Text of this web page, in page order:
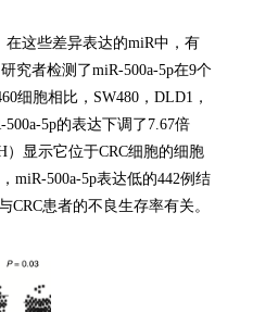
在这些差异表达的miR中，有
究者检测了miR-500a-5p在9个
细胞相比，SW480，DLD1，
500a-5p的表达下调了7.67倍
）显示它位于CRC细胞的细胞
miR-500a-5p表达低的442例结
CRC患者的不良生存率有关。